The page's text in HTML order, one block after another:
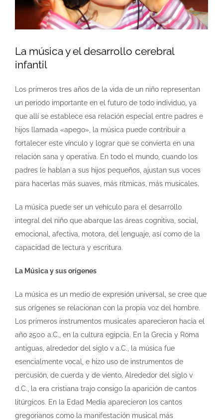
La música y el desarrollo cerebral
infantil
Los primeros tres años de la vida de un niño representan
un periodo importante en el futuro de todo individuo, ya
que allí se establece esa relación especial entre padres e
hijos llamada «apego», la música puede contribuir a
fortalecer este vínculo y lograr que se convierta en una
relación sana y operativa. En todo el mundo, cuando los
padres le hablan a sus hijos pequeños, ajustan sus voces
para hacerlas más suaves, más rítmicas, más musicales.
La música puede ser un vehículo para el desarrollo
integral del niño que abarque las áreas cognitiva, social,
emocional, afectiva, motora, del lenguaje, así como de la
capacidad de lectura y escritura.
La Música y sus orígenes
La música es un medio de expresión universal, se cree que
sus orígenes se relacionan con la propia voz del hombre.
Los primeros instrumentos musicales aparecieron hacia el
año 2500 a.C., en la cultura egipcia. En la Grecia y Roma
antiguas, alrededor del siglo v a.C., la música fue
esencialmente vocal, e hizo uso de instrumentos de
percusión, de cuerda y de viento. Alrededor del siglo v
d.C., la era cristiana trajo consigo la aparición de cantos
litúrgicos. En la Edad Media aparecieron los cantos
gregorianos como la manifestación musical más